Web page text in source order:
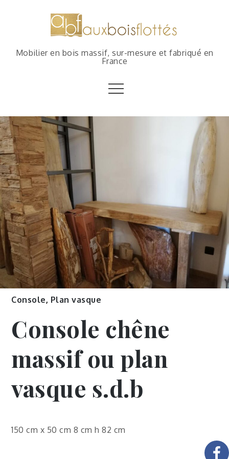
Mobilier en bois massif, sur-mesure et fabriqué en
France
Console, Plan vasque
Console chêne
massif ou plan
vasque s.d.b
150 cm x 50 cm 8 cm h 82 cm